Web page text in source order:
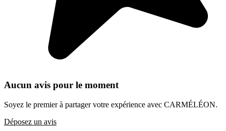
Aucun avis pour le moment
Soyez le premier à partager votre expérience avec CARMÉLÉON.
Déposez un avis